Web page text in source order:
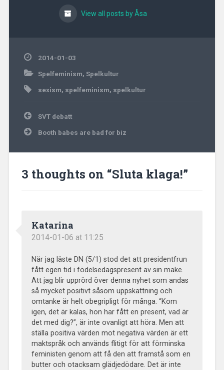
View all posts by Åsa
2014-01-03
Spelfeminism, Spelkultur
sexism, spelfeminism, spelkultur
Post
navigation
SVT debatt
Booth babes are bad for biz
3 thoughts on “Sluta klaga!”
Katarina
2014-01-06 at 11:25
När jag läste DN (5/1) stod det att presidentfrun
fått egen tid i födelsedagspresent av sin make.
Att jag blir upprörd över denna nyhet som andas
så mycket positivt såsom uppskattning och
omtanke är helt obegripligt för många. “Kom
igen, det är kalas, hon har fått en present, vad är
det med dig?”, är inte ovanligt att höra. Men att
ställa positiva värden mot negativa värden är ett
maktspråk och används flitigt för att förminska
feministen genom att få den att framstå som en
butter och otacksam glädjedödare. Det är inte